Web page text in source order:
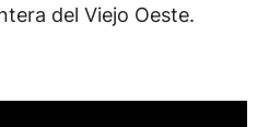
del Viejo Oeste.